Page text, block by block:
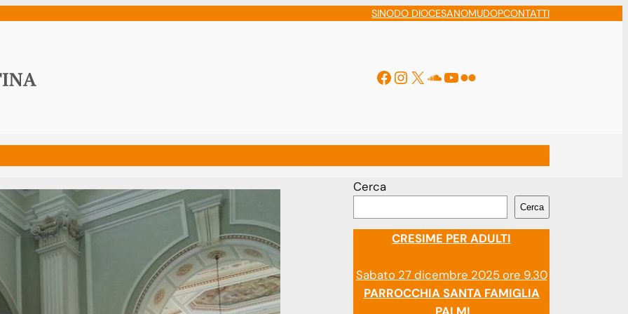
SINODO DIOCESANOMUDOPCONTATTI
Facebook
Instagram
X Soundcloud
YouTube
Flickr
Cerca
Cerca
CRESIME PER ADULTI
Sabato 27 dicembre 2025 ore 9.30
PARROCCHIA SANTA FAMIGLIA